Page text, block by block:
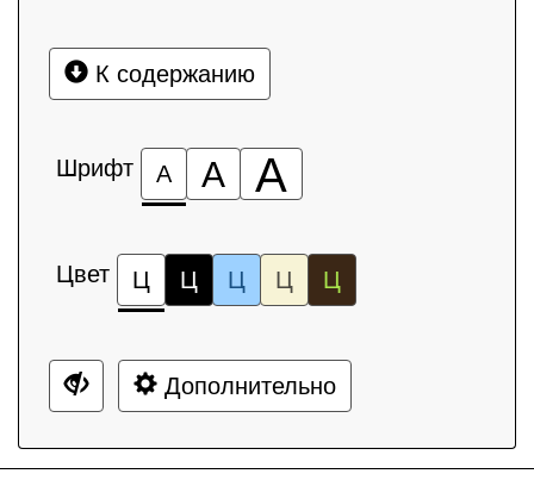
К содержанию
Шрифт А А А
Цвет Ц Ц Ц Ц Ц
Дополнительно